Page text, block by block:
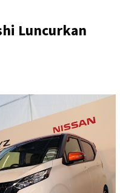
Luncurkan